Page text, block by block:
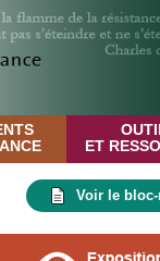
ET
Voir le